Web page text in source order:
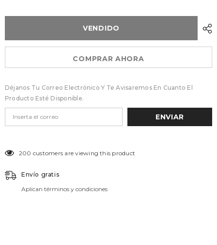
VENDIDO
COMPRAR AHORA
Déjanos Tu Correo Electrónico Y Te Avisaremos En Cuanto El
Producto Esté Disponible.
ENVIAR
200 customers are viewing this product
Envío gratis
Aplican términos y condiciones